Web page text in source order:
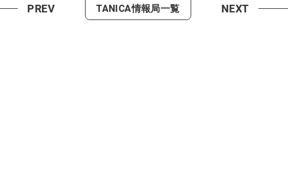
PREV NEXT
TANICA情報局一覧